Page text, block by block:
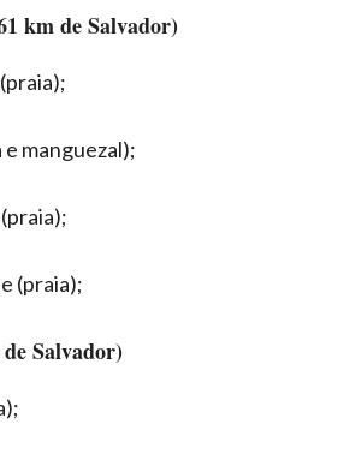
km de Salvador)
e manguezal);
(praia);
Salvador)